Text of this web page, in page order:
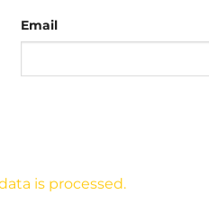
Email
is processed.